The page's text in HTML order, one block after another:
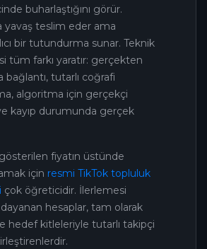
buharlaştığını görür.
yavaş teslim eder ama
bir tutundurma sunar. Teknik
tüm farkı yaratır: gerçekten
bağlantı, tutarlı coğrafi
algoritma için gerçekçi
kayıp durumunda gerçek
fiyatın üstünde
için resmi TikTok topluluk
çok öğreticidir. İlerlemesi
hesaplar, tam olarak
hedef kitleleriyle tutarlı takipçi